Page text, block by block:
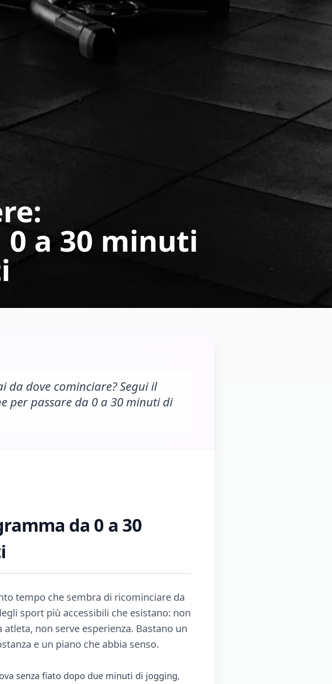
a 30 minuti
da dove cominciare? Segui il
per passare da 0 a 30 minuti di
da 0 a 30
tempo che sembra di ricominciare da
sport più accessibili che esistano: non
non serve esperienza. Bastano un
e un piano che abbia senso.
senza fiato dopo due minuti di jogging,